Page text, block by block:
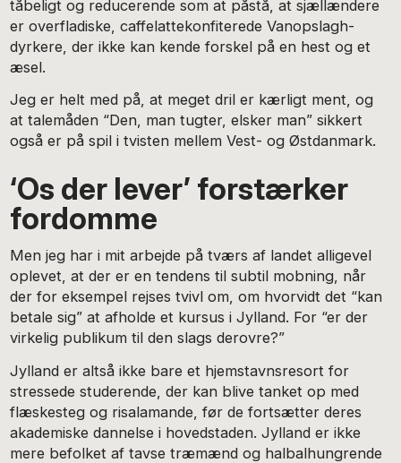
tåbeligt og reducerende som at påstå, at sjællændere
er overfladiske, caffelattekonfiterede Vanopslagh-
dyrkere, der ikke kan kende forskel på en hest og et
æsel.
Jeg er helt med på, at meget dril er kærligt ment, og
at talemåden “Den, man tugter, elsker man” sikkert
også er på spil i tvisten mellem Vest- og Østdanmark.
‘Os der lever’ forstærker
fordomme
Men jeg har i mit arbejde på tværs af landet alligevel
oplevet, at der er en tendens til subtil mobning, når
der for eksempel rejses tvivl om, om hvorvidt det “kan
betale sig” at afholde et kursus i Jylland. For “er der
virkelig publikum til den slags derovre?”
Jylland er altså ikke bare et hjemstavnsresort for
stressede studerende, der kan blive tanket op med
flæskesteg og risalamande, før de fortsætter deres
akademiske dannelse i hovedstaden. Jylland er ikke
mere befolket af tavse træmænd og halbalhungrende